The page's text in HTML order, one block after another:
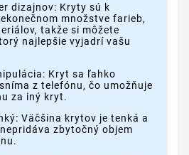
dizajnov: Kryty sú k
množstve farieb,
takže si môžete
najlepšie vyjadrí vašu
Kryt sa ľahko
z telefónu, čo umožňuje
za iný kryt.
Väčšina krytov je tenká a
zbytočný objem